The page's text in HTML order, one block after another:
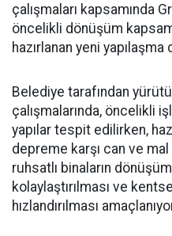
çalışmaları kapsamında
öncelikli dönüşüm
hazırlanan yeni
Belediye tarafından
çalışmalarında, öncelikli
yapılar tespit edilirken,
depreme karşı can ve mal
ruhsatlı binaların
kolaylaştırılması ve
hızlandırılması